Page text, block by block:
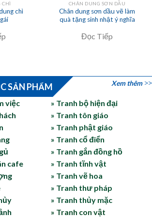
CHÌ
chì
CHÂN DUNG SƠN DẦU
Chân dung sơn dầu vẽ làm
quà tặng sinh nhật ý nghĩa
Đọc Tiếp
SẢN PHẨM Xem thêm
việc
cafe
» Tranh bộ hiện đại
» Tranh tôn giáo
» Tranh phật giáo
» Tranh cổ điển
» Tranh gắn đồng hồ
» Tranh tĩnh vật
» Tranh vẽ hoa
» Tranh thư pháp
» Tranh thủy mặc
» Tranh con vật